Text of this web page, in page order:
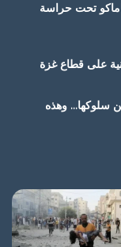
باماكو تحت حراسة
على قطاع غزة
سلوكها… وهذه